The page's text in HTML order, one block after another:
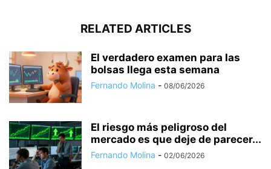
RELATED ARTICLES
El verdadero examen para las
bolsas llega esta semana
Fernando Molina - 08/06/2026
El riesgo más peligroso del
mercado es que deje de parecer...
Fernando Molina - 02/06/2026